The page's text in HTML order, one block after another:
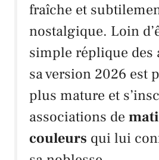
fraîche et
nostalgique. Loin
simple réplique des
sa version 2026 est
plus mature et
associations de
couleurs qui lui